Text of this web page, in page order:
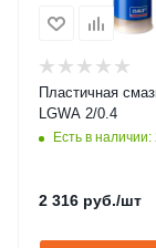
Пластичная
LGWA 2/0.4
Есть в наличии:
2 316 руб./шт